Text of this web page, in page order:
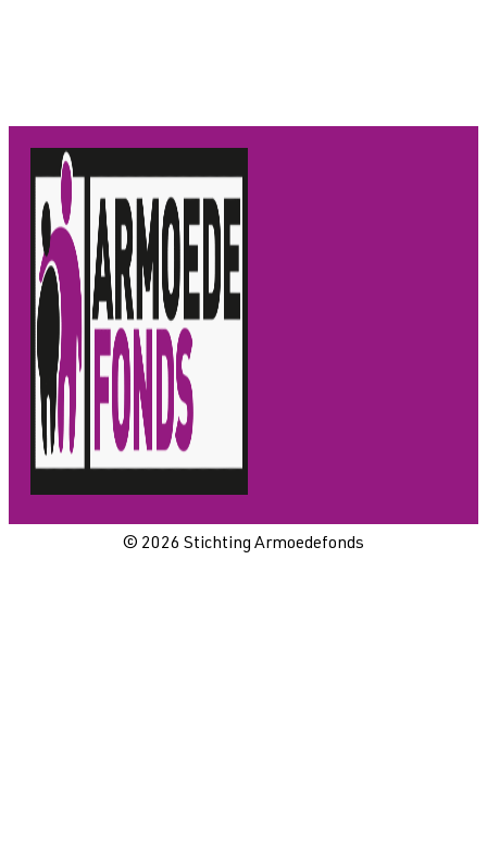
© 2026 Stichting Armoedefonds